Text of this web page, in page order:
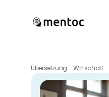
Übersetzung Wirtschaft